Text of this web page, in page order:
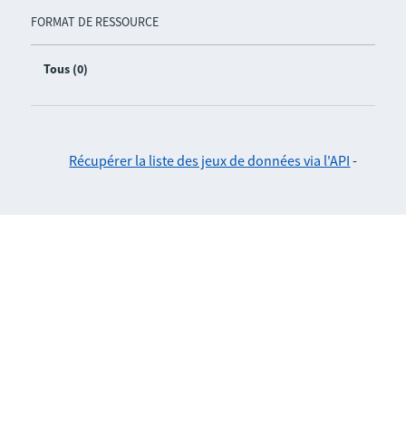
FORMAT DE RESSOURCE
Tous (0)
Récupérer la liste des jeux de données via l'API -